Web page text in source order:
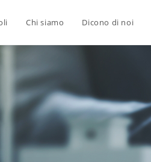
Chi siamo Dicono di noi